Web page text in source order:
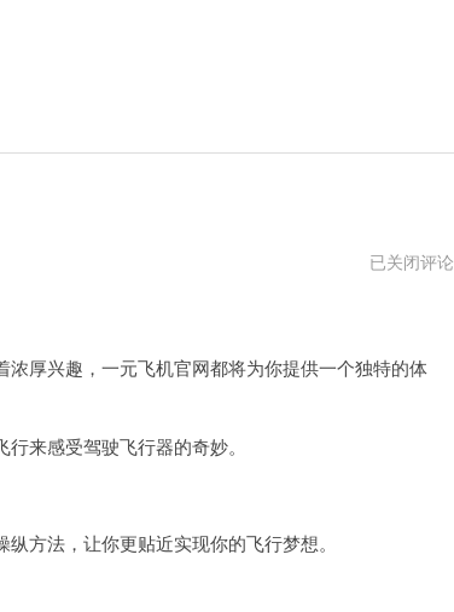
一
官
网
已关闭评论
厚兴趣，一元飞机官网都将为你提供一个独特的体
来感受驾驶飞行器的奇妙。
方法，让你更贴近实现你的飞行梦想。